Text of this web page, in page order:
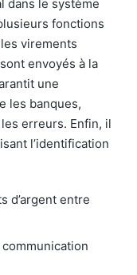
dans le système
fonctions
virements
envoyés à la
une
les banques,
erreurs. Enfin, il
l’identification
d’argent entre